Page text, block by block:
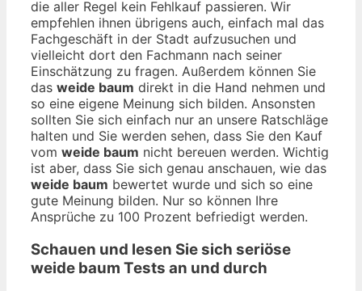
die aller Regel kein Fehlkauf passieren. Wir
empfehlen ihnen übrigens auch, einfach mal das
Fachgeschäft in der Stadt aufzusuchen und
vielleicht dort den Fachmann nach seiner
Einschätzung zu fragen. Außerdem können Sie
das weide baum direkt in die Hand nehmen und
so eine eigene Meinung sich bilden. Ansonsten
sollten Sie sich einfach nur an unsere Ratschläge
halten und Sie werden sehen, dass Sie den Kauf
vom weide baum nicht bereuen werden. Wichtig
ist aber, dass Sie sich genau anschauen, wie das
weide baum bewertet wurde und sich so eine
gute Meinung bilden. Nur so können Ihre
Ansprüche zu 100 Prozent befriedigt werden.
Schauen und lesen Sie sich seriöse
weide baum Tests an und durch